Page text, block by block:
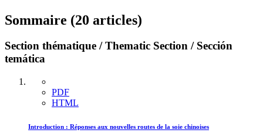
Sommaire (20 articles)
Section thématique / Thematic Section / Sección
temática
PDF
HTML
Introduction : Réponses aux nouvelles routes de la soie chinoises